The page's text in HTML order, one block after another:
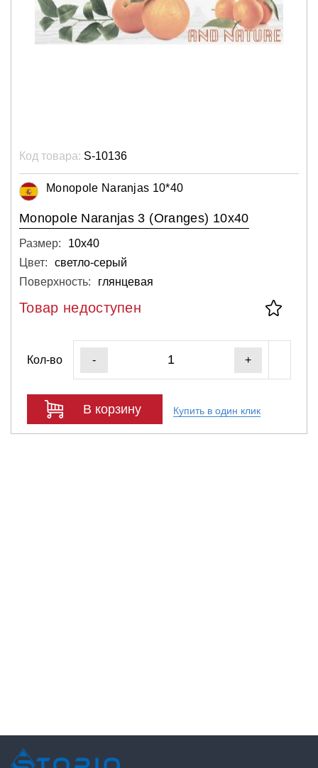
Код товара: S-10136
Monopole Naranjas 10*40
Monopole Naranjas 3 (Oranges) 10x40
Размер:
10х40
Цвет:
светло-серый
Поверхность:
глянцевая
Товар недоступен
Кол-во - +
В корзину Купить в один клик